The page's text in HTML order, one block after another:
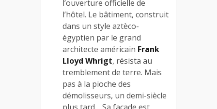
l’ouverture officielle de
l’hôtel. Le bâtiment, construit
dans un style aztèco-
égyptien par le grand
architecte américain Frank
Lloyd Whrigt, résista au
tremblement de terre. Mais
pas à la pioche des
démolisseurs, un demi-siècle